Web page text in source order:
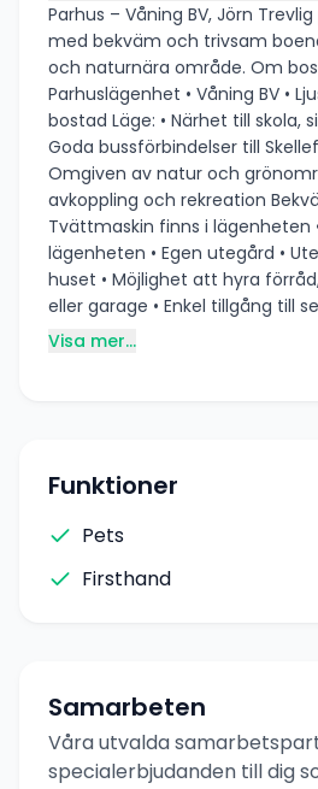
Parhus – Våning BV, Jörn Trevlig parhuslägenhet
med bekväm och trivsam
och naturnära område. Om bostaden: •
Parhuslägenhet • Våning BV •
bostad Läge: • Närhet till skola, simhall och affärer •
Goda bussförbindelser till
Omgiven av natur och
avkoppling och rekreation Bekvämligheter: •
Tvättmaskin finns i lägenheten
lägenheten • Egen utegård •
huset • Möjlighet att hyra
eller garage • Enkel tillgång till
kommunikationer Kontakta oss idag för mer
Visa mer...
Funktioner
Pets
Firsthand
Samarbeten
Våra utvalda
specialerbjudanden till dig